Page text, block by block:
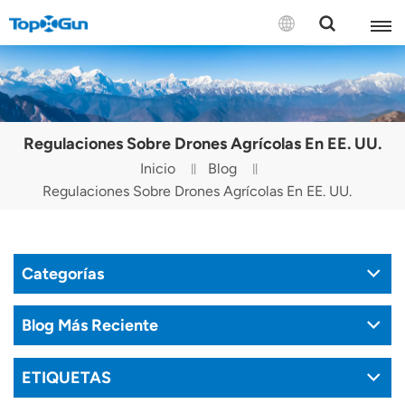
CONTÁCTENOS
English
Español
Русский
Tiếng Việt
Regulaciones Sobre Drones Agrícolas En EE. UU.
Inicio
Blog
Regulaciones Sobre Drones Agrícolas En EE. UU.
Categorías
Blog Más Reciente
ETIQUETAS